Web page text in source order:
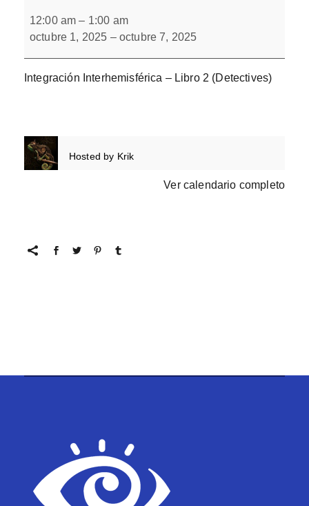
Interhemisférica.
Cuaderno
2.
12:00 am – 1:00 am
octubre 1, 2025 – octubre 7, 2025
Integración Interhemisférica – Libro 2 (Detectives)
Hosted by Krik
Ver calendario completo